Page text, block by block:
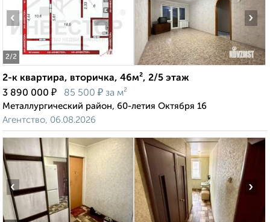
2/2
‹ ›
2-к квартира, вторичка, 46м², 2/5 этаж
3 890 000 ₽ 85 500 ₽ за м²
Металлургический район, 60-летия Октября 16
Агентство, 06.08.2026
‹ ›